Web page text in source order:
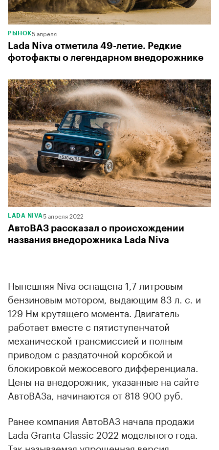
РЫНОК5 апреля
Lada Niva отметила 49-летие. Редкие
фотофакты о легендарном внедорожнике
LADA NIVA5 апреля 2022
АвтоВАЗ рассказал о происхождении
названия внедорожника Lada Niva
Нынешняя Niva оснащена 1,7-литровым
бензиновым мотором, выдающим 83 л. с. и
129 Нм крутящего момента. Двигатель
работает вместе с пятиступенчатой
механической трансмиссией и полным
приводом с раздаточной коробкой и
блокировкой межосевого дифференциала.
Цены на внедорожник, указанные на сайте
АвтоВАЗа, начинаются от 818 900 руб.
Ранее компания АвтоВАЗ начала продажи
Lada Granta Classic 2022 модельного года.